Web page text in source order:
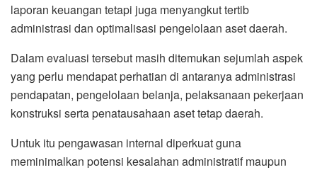
laporan keuangan tetapi juga menyangkut tertib
administrasi dan optimalisasi pengelolaan aset daerah.
Dalam evaluasi tersebut masih ditemukan sejumlah aspek
yang perlu mendapat perhatian di antaranya administrasi
pendapatan, pengelolaan belanja, pelaksanaan pekerjaan
konstruksi serta penatausahaan aset tetap daerah.
Untuk itu pengawasan internal diperkuat guna
meminimalkan potensi kesalahan administratif maupun